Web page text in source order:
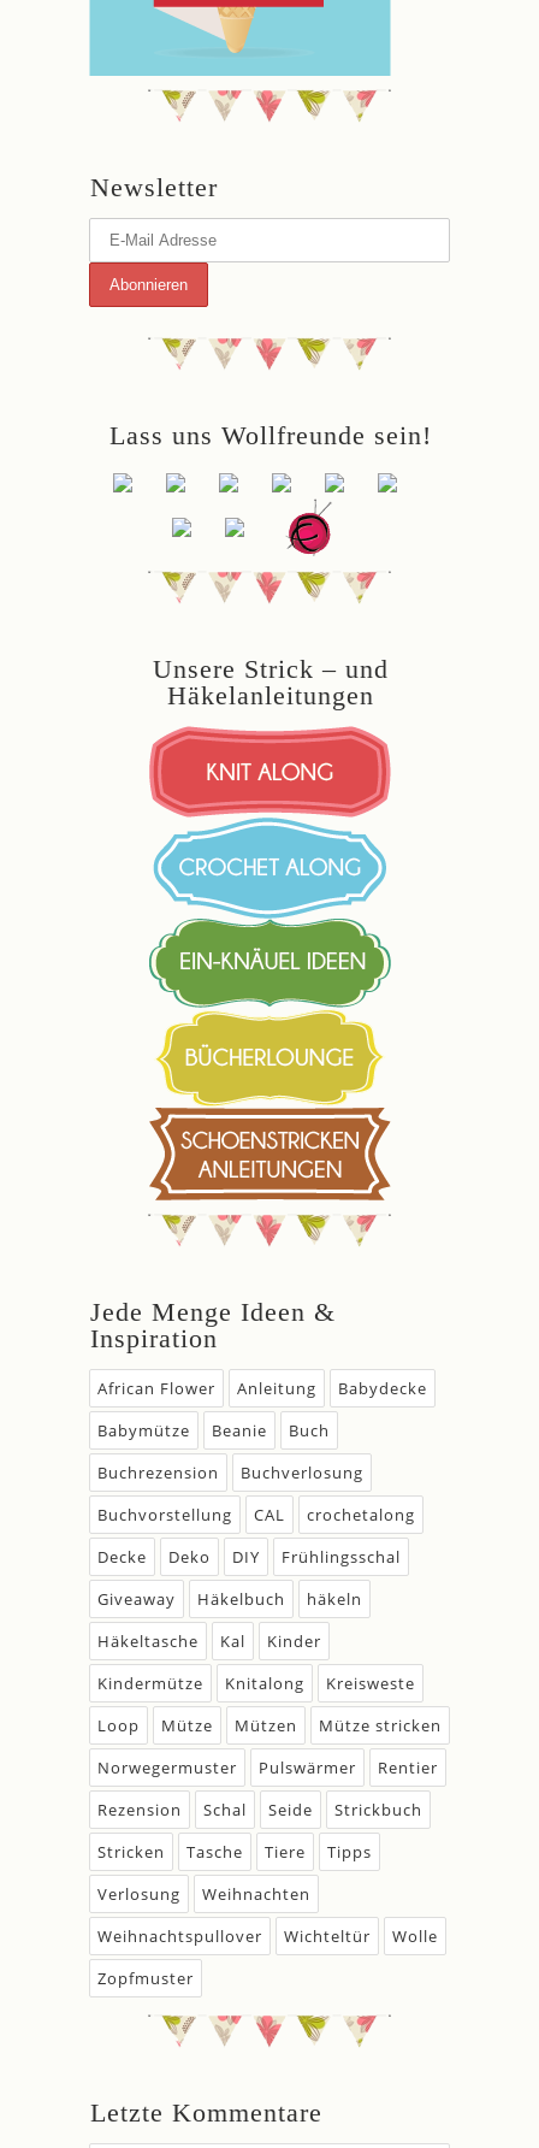
Newsletter
Lass uns Wollfreunde sein!
Unsere Strick – und
Häkelanleitungen
Jede Menge Ideen &
Inspiration
African Flower Anleitung
Babydecke
Babymütze
Beanie
Buch
Buchrezension
Buchverlosung
Buchvorstellung
CAL
crochetalong
Decke
Deko DIY
Frühlingsschal
Giveaway
Häkelbuch
häkeln
Häkeltasche
Kal
Kinder
Kindermütze
Knitalong
Kreisweste
Loop
Mütze Mützen
Mütze stricken
Norwegermuster
Pulswärmer
Rentier
Rezension
Schal Seide
Strickbuch
Stricken
Tasche Tiere
Tipps
Verlosung
Weihnachten
Weihnachtspullover
Wichteltür
Wolle
Zopfmuster
Letzte Kommentare